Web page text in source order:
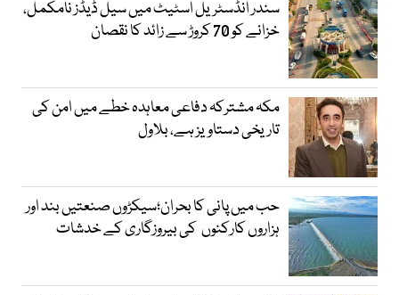
سندر انڈسٹریل اسٹیٹ میں سیل ڈیڈز نامکمل،
خزانے کو 70 کروڑ سے زائد کا نقصان
مکہ مشترکہ دفاعی معاہدہ خطے میں امن کی
تاریخی دستاویز ہے، بلاول
حب میں پانی کا بحران؛سیکڑوں صنعتیں بند اور
ہزاروں کارکنوں کی بیروزگاری کے خدشات